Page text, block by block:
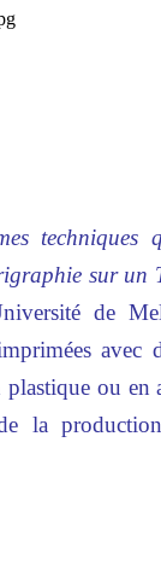
sur un
de
avec
ou
la